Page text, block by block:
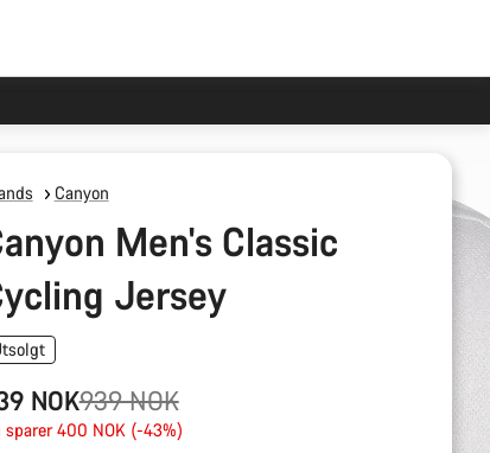
Canyon
Men's Classic
Jersey
NOK939 NOK
sparer 400 NOK (-43%)